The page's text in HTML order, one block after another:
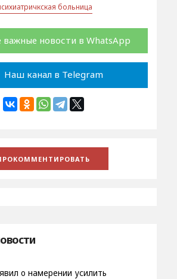
больница
новости в WhatsApp
Наш канал в Telegram
о намерении усилить